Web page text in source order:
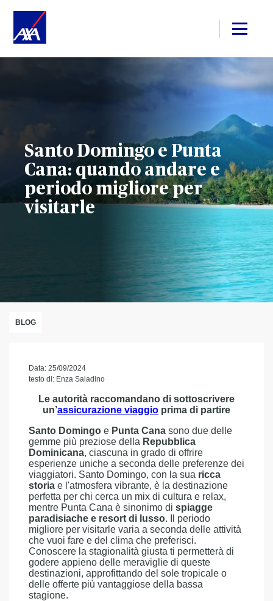
Santo Domingo e Punta
Cana: quando andare e
periodo migliore per
visitarle
BLOG
Data: 25/09/2024
testo di: Enza Saladino
Le autorità raccomandano di sottoscrivere
un’assicurazione viaggio prima di partire
Santo Domingo e Punta Cana sono due delle
gemme più preziose della Repubblica
Dominicana, ciascuna in grado di offrire
esperienze uniche a seconda delle preferenze dei
viaggiatori. Santo Domingo, con la sua ricca
storia e l'atmosfera vibrante, è la destinazione
perfetta per chi cerca un mix di cultura e relax,
mentre Punta Cana è sinonimo di spiagge
paradisiache e resort di lusso. Il periodo
migliore per visitarle varia a seconda delle attività
che vuoi fare e del clima che preferisci.
Conoscere la stagionalità giusta ti permetterà di
godere appieno delle meraviglie di queste
destinazioni, approfittando del sole tropicale o
delle offerte più vantaggiose della bassa
stagione.